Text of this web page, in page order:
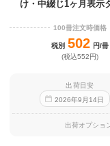
け・中綴じ1ヶ月表示
100冊注文時価格
税別 502 円/冊
(税込552円)
出荷目安
2026年9 月 14日
出荷オプショ